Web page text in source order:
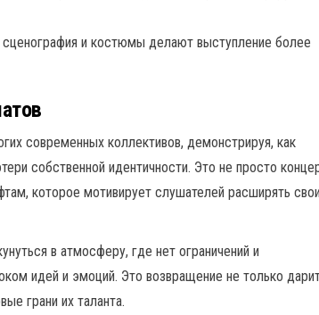
и костюмы делают выступление более
современных коллективов, демонстрируя, как
собственной идентичности. Это не просто
которое мотивирует слушателей расширять свои
в атмосферу, где нет ограничений и
идей и эмоций. Это возвращение не только
грани их таланта.